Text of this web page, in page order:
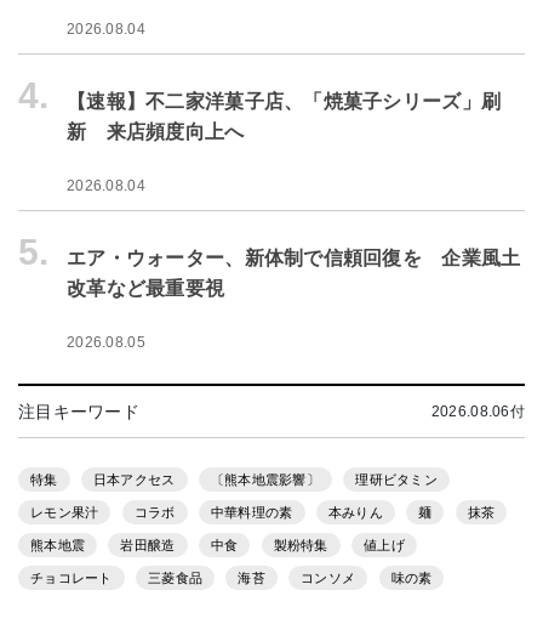
2026.08.04
4.
【速報】不二家洋菓子店、「焼菓子シリーズ」刷
新 来店頻度向上へ
2026.08.04
5.
エア・ウォーター、新体制で信頼回復を 企業風土
改革など最重要視
2026.08.05
注目キーワード 2026.08.06付
特集 日本アクセス 〔熊本地震影響〕 理研ビタミン
レモン果汁 コラボ 中華料理の素 本みりん 麺 抹茶
熊本地震 岩田醸造 中食 製粉特集 値上げ
チョコレート 三菱食品 海苔 コンソメ 味の素